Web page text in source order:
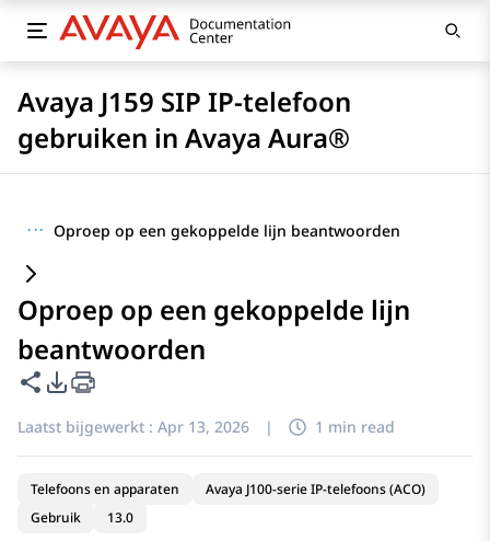
Avaya J159 SIP IP-telefoon
gebruiken in Avaya Aura®
··· Oproep op een gekoppelde lijn beantwoorden
Oproep op een gekoppelde lijn
beantwoorden
Deze pagina delen
Opties voor PDF exporteren
Laatst bijgewerkt : Apr 13, 2026 | 1 min read
Telefoons en apparaten
Avaya J100-serie IP-telefoons (ACO)
Gebruik
13.0